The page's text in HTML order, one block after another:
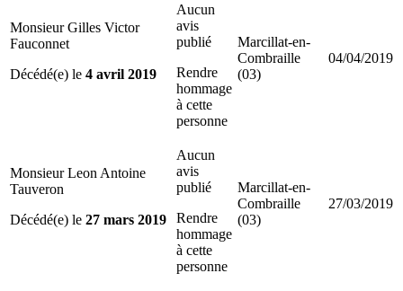
Monsieur Gilles Victor
Fauconnet
Décédé(e) le 4 avril 2019
Aucun
avis
publié
Rendre
hommage
à cette
personne
Marcillat-en-
Combraille
(03)
04/04/2019
Monsieur Leon Antoine
Tauveron
Décédé(e) le 27 mars 2019
Aucun
avis
publié
Rendre
hommage
à cette
personne
Marcillat-en-
Combraille
(03)
27/03/2019